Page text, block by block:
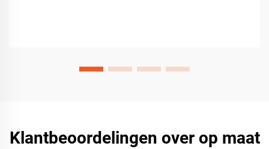
Klantbeoordelingen over op maat